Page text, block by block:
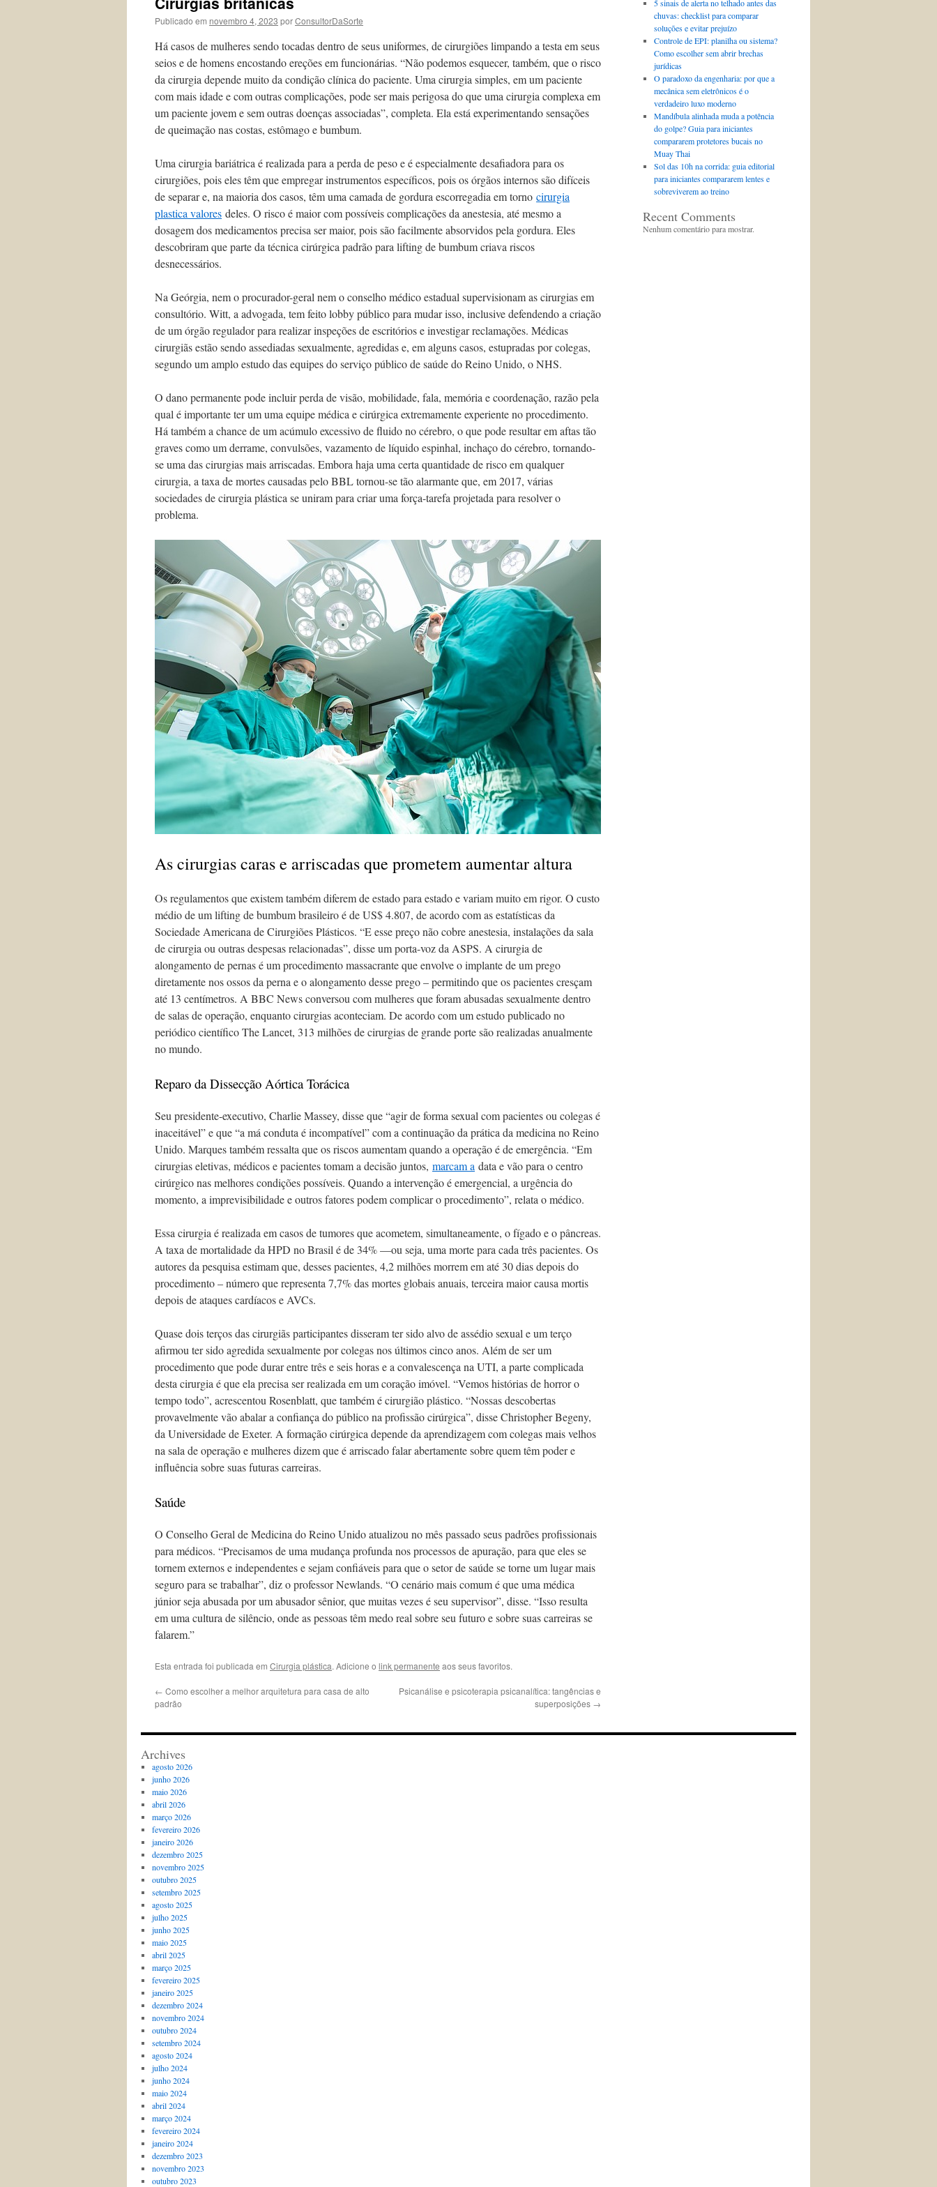
Publicado em novembro 4, 2023 porConsultorDaSorte
Há casos de mulheres sendo tocadas dentro de seus uniformes, de cirurgiões limpando a testa em seus
seios e de homens encostando ereções em funcionárias. “Não podemos esquecer, também, que o risco
da cirurgia depende muito da condição clínica do paciente. Uma cirurgia simples, em um paciente
com mais idade e com outras complicações, pode ser mais perigosa do que uma cirurgia complexa em
um paciente jovem e sem outras doenças associadas”, completa. Ela está experimentando sensações
de queimação nas costas, estômago e bumbum.
Uma cirurgia bariátrica é realizada para a perda de peso e é especialmente desafiadora para os
cirurgiões, pois eles têm que empregar instrumentos específicos, pois os órgãos internos são difíceis
de separar e, na maioria dos casos, têm uma camada de gordura escorregadia em torno cirurgia
plastica valores deles. O risco é maior com possíveis complicações da anestesia, até mesmo a
dosagem dos medicamentos precisa ser maior, pois são facilmente absorvidos pela gordura. Eles
descobriram que parte da técnica cirúrgica padrão para lifting de bumbum criava riscos
desnecessários.
Na Geórgia, nem o procurador-geral nem o conselho médico estadual supervisionam as cirurgias em
consultório. Witt, a advogada, tem feito lobby público para mudar isso, inclusive defendendo a criação
de um órgão regulador para realizar inspeções de escritórios e investigar reclamações. Médicas
cirurgiãs estão sendo assediadas sexualmente, agredidas e, em alguns casos, estupradas por colegas,
segundo um amplo estudo das equipes do serviço público de saúde do Reino Unido, o NHS.
O dano permanente pode incluir perda de visão, mobilidade, fala, memória e coordenação, razão pela
qual é importante ter um uma equipe médica e cirúrgica extremamente experiente no procedimento.
Há também a chance de um acúmulo excessivo de fluido no cérebro, o que pode resultar em aftas tão
graves como um derrame, convulsões, vazamento de líquido espinhal, inchaço do cérebro, tornando-
se uma das cirurgias mais arriscadas. Embora haja uma certa quantidade de risco em qualquer
cirurgia, a taxa de mortes causadas pelo BBL tornou-se tão alarmante que, em 2017, várias
sociedades de cirurgia plástica se uniram para criar uma força-tarefa projetada para resolver o
problema.
As cirurgias caras e arriscadas que prometem aumentar altura
Os regulamentos que existem também diferem de estado para estado e variam muito em rigor. O custo
médio de um lifting de bumbum brasileiro é de US$ 4.807, de acordo com as estatísticas da
Sociedade Americana de Cirurgiões Plásticos. “E esse preço não cobre anestesia, instalações da sala
de cirurgia ou outras despesas relacionadas”, disse um porta-voz da ASPS. A cirurgia de
alongamento de pernas é um procedimento massacrante que envolve o implante de um prego
diretamente nos ossos da perna e o alongamento desse prego – permitindo que os pacientes cresçam
até 13 centímetros. A BBC News conversou com mulheres que foram abusadas sexualmente dentro
de salas de operação, enquanto cirurgias aconteciam. De acordo com um estudo publicado no
periódico científico The Lancet, 313 milhões de cirurgias de grande porte são realizadas anualmente
no mundo.
Reparo da Dissecção Aórtica Torácica
Seu presidente-executivo, Charlie Massey, disse que “agir de forma sexual com pacientes ou colegas é
inaceitável” e que “a má conduta é incompatível” com a continuação da prática da medicina no Reino
Unido. Marques também ressalta que os riscos aumentam quando a operação é de emergência. “Em
cirurgias eletivas, médicos e pacientes tomam a decisão juntos, marcam a data e vão para o centro
cirúrgico nas melhores condições possíveis. Quando a intervenção é emergencial, a urgência do
momento, a imprevisibilidade e outros fatores podem complicar o procedimento”, relata o médico.
Essa cirurgia é realizada em casos de tumores que acometem, simultaneamente, o fígado e o pâncreas.
A taxa de mortalidade da HPD no Brasil é de 34% —ou seja, uma morte para cada três pacientes. Os
autores da pesquisa estimam que, desses pacientes, 4,2 milhões morrem em até 30 dias depois do
procedimento – número que representa 7,7% das mortes globais anuais, terceira maior causa mortis
depois de ataques cardíacos e AVCs.
Quase dois terços das cirurgiãs participantes disseram ter sido alvo de assédio sexual e um terço
afirmou ter sido agredida sexualmente por colegas nos últimos cinco anos. Além de ser um
procedimento que pode durar entre três e seis horas e a convalescença na UTI, a parte complicada
desta cirurgia é que ela precisa ser realizada em um coração imóvel. “Vemos histórias de horror o
tempo todo”, acrescentou Rosenblatt, que também é cirurgião plástico. “Nossas descobertas
provavelmente vão abalar a confiança do público na profissão cirúrgica”, disse Christopher Begeny,
da Universidade de Exeter. A formação cirúrgica depende da aprendizagem com colegas mais velhos
na sala de operação e mulheres dizem que é arriscado falar abertamente sobre quem têm poder e
influência sobre suas futuras carreiras.
Saúde
O Conselho Geral de Medicina do Reino Unido atualizou no mês passado seus padrões profissionais
para médicos. “Precisamos de uma mudança profunda nos processos de apuração, para que eles se
tornem externos e independentes e sejam confiáveis para que o setor de saúde se torne um lugar mais
seguro para se trabalhar”, diz o professor Newlands. “O cenário mais comum é que uma médica
júnior seja abusada por um abusador sênior, que muitas vezes é seu supervisor”, disse. “Isso resulta
em uma cultura de silêncio, onde as pessoas têm medo real sobre seu futuro e sobre suas carreiras se
falarem.”
Esta entrada foi publicada em Cirurgia plástica. Adicione o link permanente aos seus favoritos.
← Como escolher a melhor arquitetura para casa de alto
padrão
Psicanálise e psicoterapia psicanalítica: tangências e
superposições →
5 sinais de alerta no telhado antes das
chuvas: checklist para comparar
soluções e evitar prejuízo
Controle de EPI: planilha ou sistema?
Como escolher sem abrir brechas
jurídicas
O paradoxo da engenharia: por que a
mecânica sem eletrônicos é o
verdadeiro luxo moderno
Mandíbula alinhada muda a potência
do golpe? Guia para iniciantes
compararem protetores bucais no
Muay Thai
Sol das 10h na corrida: guia editorial
para iniciantes compararem lentes e
sobreviverem ao treino
Recent Comments
Nenhum comentário para mostrar.
Archives
agosto 2026
junho 2026
maio 2026
abril 2026
março 2026
fevereiro 2026
janeiro 2026
dezembro 2025
novembro 2025
outubro 2025
setembro 2025
agosto 2025
julho 2025
junho 2025
maio 2025
abril 2025
março 2025
fevereiro 2025
janeiro 2025
dezembro 2024
novembro 2024
outubro 2024
setembro 2024
agosto 2024
julho 2024
junho 2024
maio 2024
abril 2024
março 2024
fevereiro 2024
janeiro 2024
dezembro 2023
novembro 2023
outubro 2023